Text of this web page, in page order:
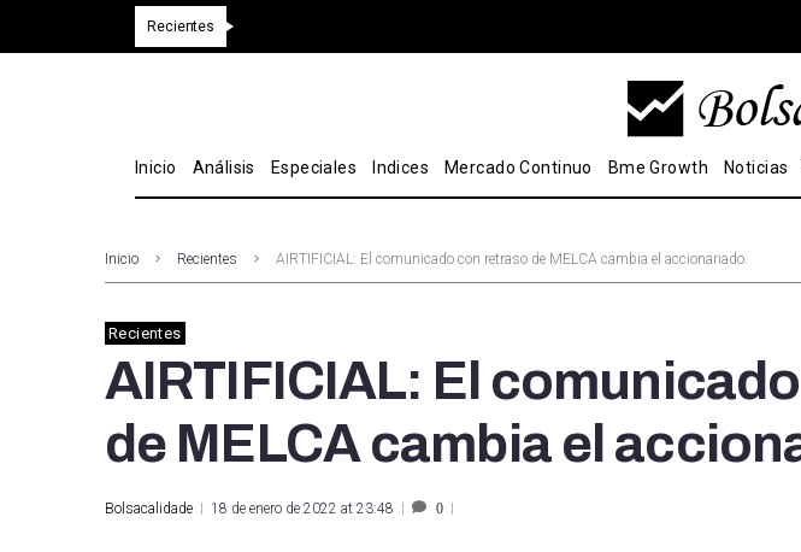
Recientes
Inicio Análisis Especiales Indices Mercado Continuo Bme Growth Noticias
Inicio Recientes AIRTIFICIAL: El comunicado con retraso de MELCA cambia el accionariado.
Recientes
AIRTIFICIAL: El
de MELCA cambia el
Bolsacalidade 18 de enero de 2022 at 23:48 0